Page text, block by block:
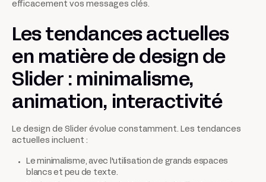
efficacement vos messages clés.
Les tendances actuelles
en matière de design de
Slider : minimalisme,
animation, interactivité
Le design de Slider évolue constamment. Les tendances
actuelles incluent :
Le minimalisme, avec l'utilisation de grands espaces
blancs et peu de texte.